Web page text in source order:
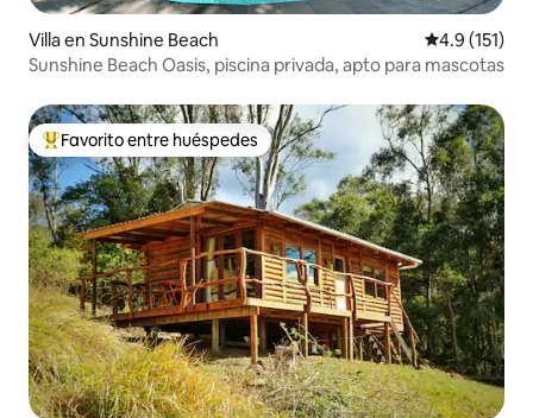
Villa en Sunshine Beach Calificación
4.9 (151)
Sunshine Beach Oasis, piscina privada, apto para mascotas
Favorito entre huéspedes preferido
Favorito entre huéspedes